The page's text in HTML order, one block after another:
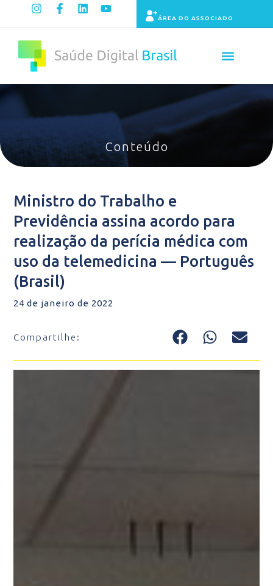
ÁREA DO ASSOCIADO
Conteúdo
Ministro do Trabalho e
Previdência assina acordo para
realização da perícia médica com
uso da telemedicina — Português
(Brasil)
24 de janeiro de 2022
Compartilhe: